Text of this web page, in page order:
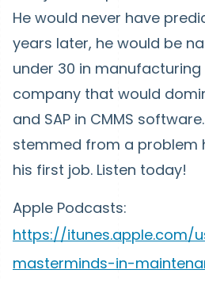
He would never have
years later, he would be
under 30 in
company that would
and SAP in CMMS
stemmed from a problem
his first job. Listen today!
Apple Podcasts:
https://itunes.apple.com/
masterminds-in-